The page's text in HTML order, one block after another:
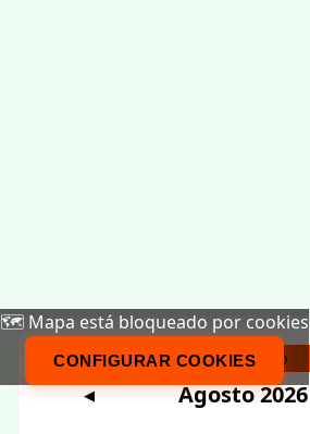
🗺️ Mapa está bloqueado por cookies
CONFIGURAR COOKIES
Calendario
◀ Agosto 2026